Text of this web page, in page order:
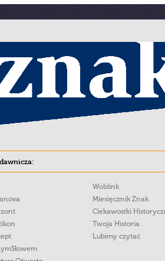
Woblink
Miesięcznik Znak
Ciekawostki
Twoja Historia
Lubimy czytać